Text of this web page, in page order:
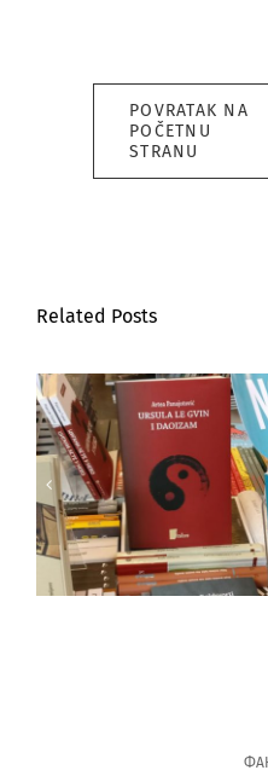
POVRATAK NA
POČETNU
STRANU
Related Posts
УРСУЛА ЛЕ ГИНН И
ДАОСИЗМ:
опубликовал
доц. д-р Арте
Панайотович